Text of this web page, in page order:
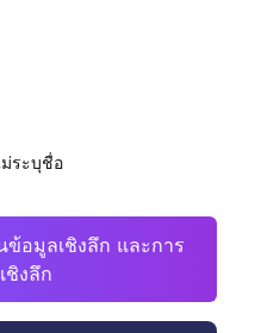
ม่ระบุชื่อ
อมูลเชิงลึก และการ
ชิงลึก